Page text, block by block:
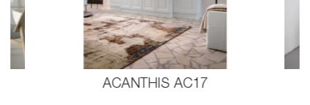
ACANTHIS AC17